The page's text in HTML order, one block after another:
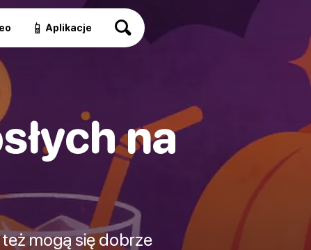
📱 Aplikacje
na
mogą się dobrze